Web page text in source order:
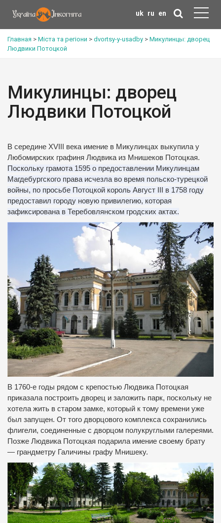
uk ru en
Главная > Міста та регіони > dvortsy-y-usadby > Микулинцы: дворец
Людвики Потоцкой
Микулинцы: дворец
Людвики Потоцкой
В середине XVIII века имение в Микулинцах выкупила у
Любомирских графиня Людвика из Мнишеков Потоцкая.
Поскольку грамота 1595 о предоставлении Микулинцам
Магдебургского права исчезла во время польско-турецкой
войны, по просьбе Потоцкой король Август III в 1758 году
предоставил городу новую привилегию, которая
зафиксирована в Теребовлянском гродских актах.
В 1760-е годы рядом с крепостью Людвика Потоцкая
приказала построить дворец и заложить парк, поскольку не
хотела жить в старом замке, который к тому времени уже
был запущен. От того дворцового комплекса сохранились
флигели, соединенные с дворцом полукруглыми галереями.
Позже Людвика Потоцкая подарила имение своему брату
— грандметру Галичины графу Мнишеку.